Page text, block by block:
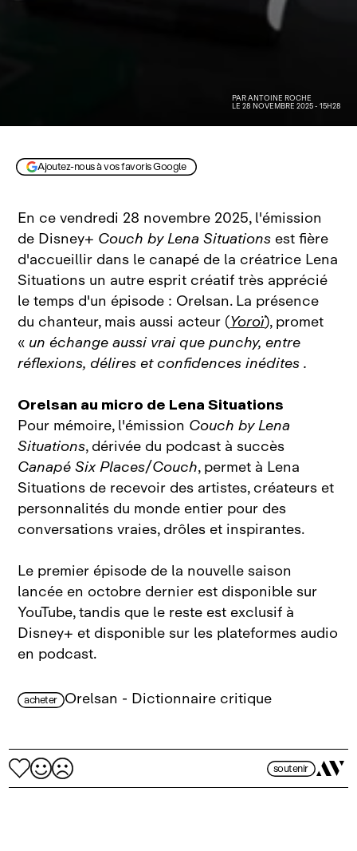
PARANTOINE ROCHE
LE 28 NOVEMBRE 2025 - 15H28
Ajoutez-nous à vos favoris Google
En ce vendredi 28 novembre 2025, l'émission
de Disney+ Couch by Lena Situations est fière
d'accueillir dans le canapé de la créatrice Lena
Situations un autre esprit créatif très apprécié
le temps d'un épisode : Orelsan. La présence
du chanteur, mais aussi acteur (Yoroï), promet
« un échange aussi vrai que punchy, entre
réflexions, délires et confidences inédites .
Orelsan au micro de Lena Situations
Pour mémoire, l'émission Couch by Lena
Situations, dérivée du podcast à succès
Canapé Six Places/Couch, permet à Lena
Situations de recevoir des artistes, créateurs et
personnalités du monde entier pour des
conversations vraies, drôles et inspirantes.
Le premier épisode de la nouvelle saison
lancée en octobre dernier est disponible sur
YouTube, tandis que le reste est exclusif à
Disney+ et disponible sur les plateformes audio
en podcast.
acheter Orelsan - Dictionnaire critique
soutenir